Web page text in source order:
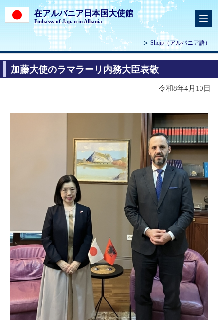
在アルバニア日本国大使館
Embassy of Japan in Albania
Shqip（アルバニア語）
加藤大使のラマラーリ内務大臣表敬
令和8年4月10日